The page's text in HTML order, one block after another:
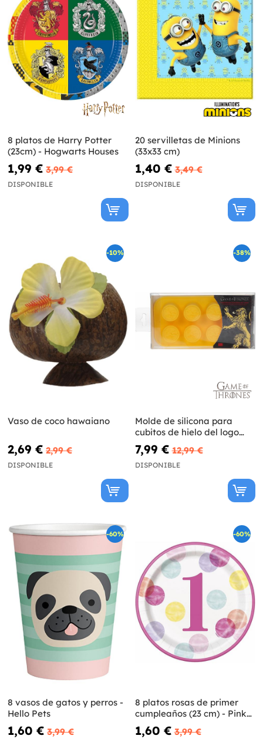
8 platos de Harry Potter
(23cm) - Hogwarts Houses
1,99 € 3,99 €
DISPONIBLE
20 servilletas de Minions
(33x33 cm)
1,40 € 3,49 €
DISPONIBLE
-10%
Vaso de coco hawaiano
2,69 € 2,99 €
DISPONIBLE
-38%
Molde de silicona para
cubitos de hielo del logo
Casa Lannister - Juego de
Tronos
7,99 € 12,99 €
DISPONIBLE
-60%
8 vasos de gatos y perros -
Hello Pets
1,60 € 3,99 €
-60%
8 platos rosas de primer
cumpleaños (23 cm) - Pink
Dots 1st Birthday
1,60 € 3,99 €